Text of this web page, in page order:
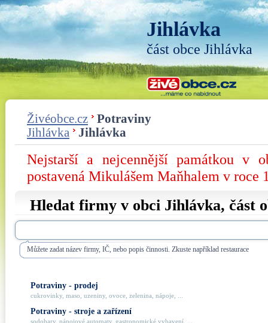
Jihlávka
část obce Jihlávka
Živéobce.cz
Potraviny
Jihlávka
Jihlávka
Nejstarší a nejcennější památkou v
postavená Mikulášem Maňhalem v roce
Hledat firmy v obci Jihlávka, část
Můžete zadat název firmy, IČ, nebo popis činnosti. Zkuste například restaurace
Potraviny - prodej
cukrovinky, maso, uzeniny, ovoce, zelenina, nápoje, ...
Potraviny - stroje a zařízení
sodobary, nápojové automaty, gastronomické vybavení, ...